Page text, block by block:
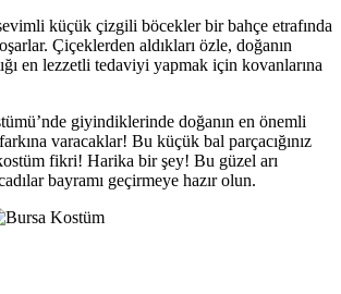
küçük çizgili böcekler bir bahçe etrafında
Çiçeklerden aldıkları özle, doğanın
en lezzetli tedaviyi yapmak için kovanlarına
giyindiklerinde doğanın en önemli
varacaklar! Bu küçük bal parçacığınız
fikri! Harika bir şey! Bu güzel arı
bayramı geçirmeye hazır olun.